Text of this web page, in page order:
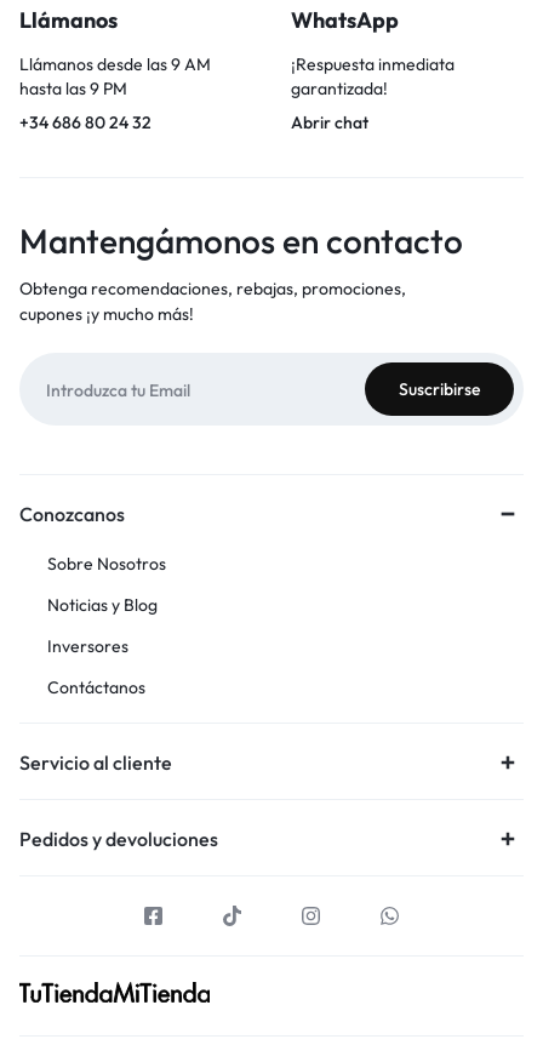
Llámanos
Llámanos desde las 9 AM
hasta las 9 PM
+34 686 80 24 32
WhatsApp
¡Respuesta inmediata
garantizada!
Abrir chat
Mantengámonos en contacto
Obtenga recomendaciones, rebajas, promociones,
cupones ¡y mucho más!
Conozcanos
Sobre Nosotros
Noticias y Blog
Inversores
Contáctanos
Servicio al cliente
Pedidos y devoluciones